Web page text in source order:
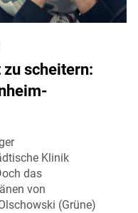
scheitern:
Klinik
das
von
(Grüne)